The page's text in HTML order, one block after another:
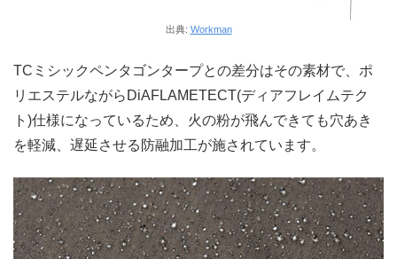
出典: Workman
TCミシックペンタゴンタープとの差分はその素材で、ポ
リエステルながらDiAFLAMETECT(ディアフレイムテク
ト)仕様になっているため、火の粉が飛んできても穴あき
を軽減、遅延させる防融加工が施されています。